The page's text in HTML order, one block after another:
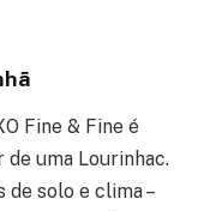
Fine & Fine é
uma Lourinhac.
solo e clima –